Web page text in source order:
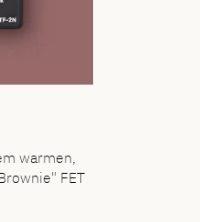
warmen,
FET